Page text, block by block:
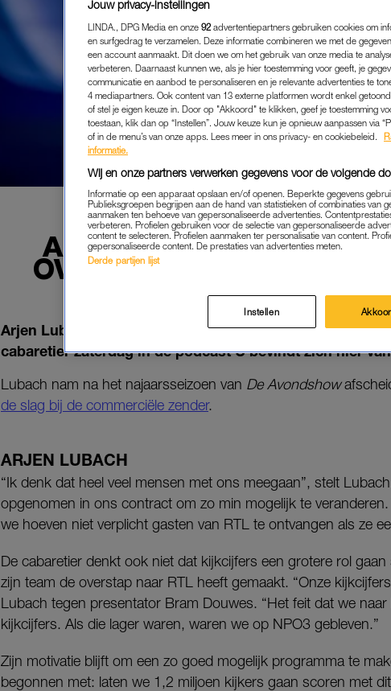
ARJEN LUBACH HEEFT
OVERSTAP NAAR RTL:
MEDIA|BEETJE BIJBLIJVEN
Arjen Lubach denkt dat hij en zijn team “het wel redden
cabaretier zaterdag in de podcast U bevindt zich hier
Lubach nam na het najaarsseizoen van De Avondshow
de slag bij de commerciële zender.
ARJEN LUBACH
“Ik denk dat heel veel mensen met ons meegaan”, stelt
opgenomen in ons contract om zo min mogelijk te
we hoeven niet verplicht gasten van RTL te ontvangen als ze
De cabaretier denkt ook niet dat kijkcijfers een grotere rol
zijn team de overstap naar RTL heeft gemaakt. “Onze
Lubach tegen presentator Bram Douwes. “Het feit dat we
kijkcijfers. Als die lager waren, waren we op NPO3 gebleven.”
Zijn motivatie blijft om een zo goed mogelijk programma te
begonnen met: laten we 1,2 miljoen kijkers gaan scoren met
Jouw privacy-instellingen
LINDA., DPG Media en onze 92 advertentiepartners gebruiken cookies om
en surfgedrag te verzamelen. Deze informatie combineren we met de
een account aanmaakt. Dit doen we om het gebruik van onze media te
verbeteren. Daarnaast kunnen we, als je hier toestemming voor geeft, je
communicatie en aanbod te personaliseren en je relevante advertenties te
4 mediapartners. Ook content van 13 externe platformen wordt enkel
of stel je eigen keuze in. Door op "Akkoord" te klikken, geef je toestemming
toestaan, klik dan op “Instellen”. Jouw keuze kun je opnieuw aanpassen via
of in de menu’s van onze apps. Lees meer in ons privacy- en cookiebeleid.
informatie.
Wij en onze partners verwerken gegevens voor de volgende
Informatie op een apparaat opslaan en/of openen. Beperkte gegevens
Publieksgroepen begrijpen aan de hand van statistieken of combinaties van
aanmaken ten behoeve van gepersonaliseerde advertenties.
verbeteren. Profielen gebruiken voor de selectie van gepersonaliseerde
content te selecteren. Profielen aanmaken ter personalisatie van content.
gepersonaliseerde content. De prestaties van advertenties meten.
Derde partijen lijst
Instellen